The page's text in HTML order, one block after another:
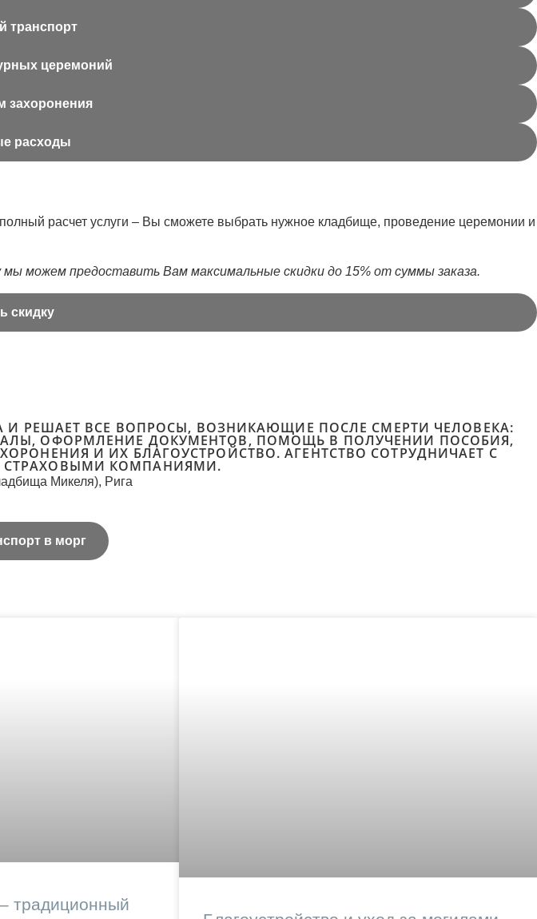
транспорт
церемоний
захоронения
расходы
расчет услуги – Вы сможете выбрать нужное кладбище, проведение церемонии и
можем предоставить Вам максимальные скидки до 15% от суммы заказа.
скидку
И РЕШАЕТ ВСЕ ВОПРОСЫ, ВОЗНИКАЮЩИЕ ПОСЛЕ СМЕРТИ ЧЕЛОВЕКА:
ОФОРМЛЕНИЕ ДОКУМЕНТОВ, ПОМОЩЬ В ПОЛУЧЕНИИ ПОСОБИЯ,
И ИХ БЛАГОУСТРОЙСТВО. АГЕНТСТВО СОТРУДНИЧАЕТ С
СТРАХОВЫМИ КОМПАНИЯМИ.
Микеля), Рига
в морг
традиционный